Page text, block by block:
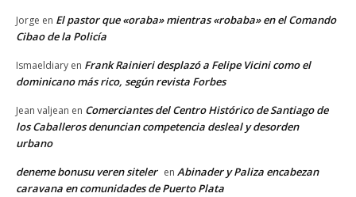
Jorge en El pastor que «oraba» mientras «robaba» en el Comando
Cibao de la Policía
Ismaeldiary en Frank Rainieri desplazó a Felipe Vicini como el
dominicano más rico, según revista Forbes
Jean valjean en Comerciantes del Centro Histórico de Santiago de
los Caballeros denuncian competencia desleal y desorden
urbano
deneme bonusu veren siteler en Abinader y Paliza encabezan
caravana en comunidades de Puerto Plata